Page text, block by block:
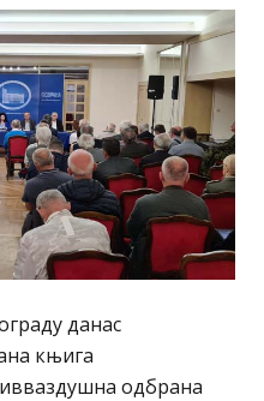
данас
књига
одбрана